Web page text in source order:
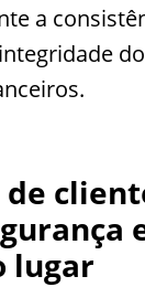
a
de
lugar